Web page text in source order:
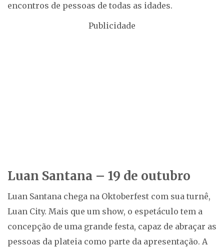
encontros de pessoas de todas as idades.
Publicidade
Luan Santana – 19 de outubro
Luan Santana chega na Oktoberfest com sua turnê,
Luan City. Mais que um show, o espetáculo tem a
concepção de uma grande festa, capaz de abraçar as
pessoas da plateia como parte da apresentação. A